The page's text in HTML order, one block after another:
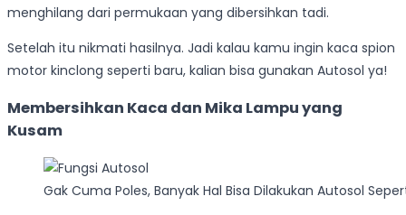
menghilang dari permukaan yang dibersihkan tadi.
Setelah itu nikmati hasilnya. Jadi kalau kamu ingin kaca spion
motor kinclong seperti baru, kalian bisa gunakan Autosol ya!
Membersihkan Kaca dan Mika Lampu yang
Kusam
Gak Cuma Poles, Banyak Hal Bisa Dilakukan Autosol